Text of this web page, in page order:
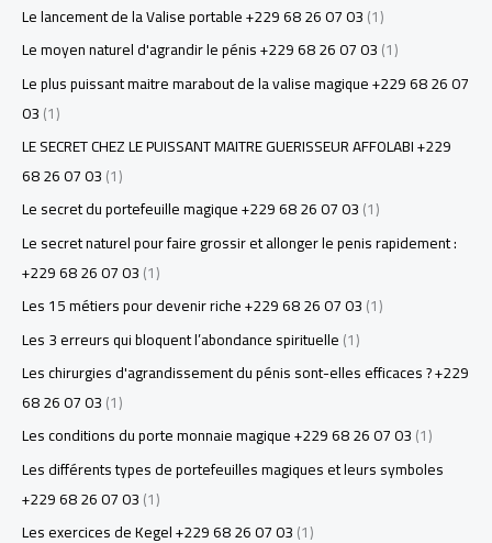
Le lancement de la Valise portable +229 68 26 07 03(1)
Le moyen naturel d'agrandir le pénis +229 68 26 07 03(1)
Le plus puissant maitre marabout de la valise magique +229 68 26 07
03(1)
LE SECRET CHEZ LE PUISSANT MAITRE GUERISSEUR AFFOLABI +229
68 26 07 03(1)
Le secret du portefeuille magique +229 68 26 07 03(1)
Le secret naturel pour faire grossir et allonger le penis rapidement :
+229 68 26 07 03(1)
Les 15 métiers pour devenir riche +229 68 26 07 03(1)
Les 3 erreurs qui bloquent l’abondance spirituelle(1)
Les chirurgies d'agrandissement du pénis sont-elles efficaces ? +229
68 26 07 03(1)
Les conditions du porte monnaie magique +229 68 26 07 03(1)
Les différents types de portefeuilles magiques et leurs symboles
+229 68 26 07 03(1)
Les exercices de Kegel +229 68 26 07 03(1)